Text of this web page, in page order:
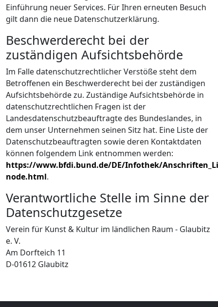
Einführung neuer Services. Für Ihren erneuten Besuch
gilt dann die neue Datenschutzerklärung.
Beschwerderecht bei der
zuständigen Aufsichtsbehörde
Im Falle datenschutzrechtlicher Verstöße steht dem
Betroffenen ein Beschwerderecht bei der zuständigen
Aufsichtsbehörde zu. Zuständige Aufsichtsbehörde in
datenschutzrechtlichen Fragen ist der
Landesdatenschutzbeauftragte des Bundeslandes, in
dem unser Unternehmen seinen Sitz hat. Eine Liste der
Datenschutzbeauftragten sowie deren Kontaktdaten
können folgendem Link entnommen werden:
https://www.bfdi.bund.de/DE/Infothek/
node.html.
Verantwortliche Stelle im Sinne der
Datenschutzgesetze
Verein für Kunst & Kultur im ländlichen Raum - Glaubitz
e. V.
Am Dorfteich 11
D-01612 Glaubitz